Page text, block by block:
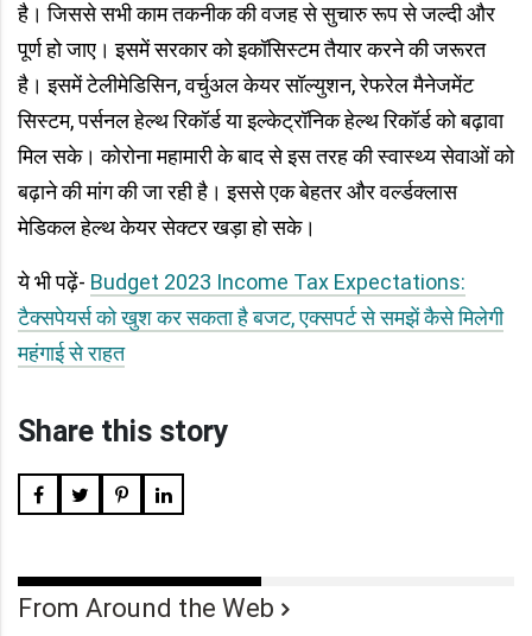
है। जिससे सभी काम तकनीक की वजह से सुचारु रूप से जल्दी और
पूर्ण हो जाए। इसमें सरकार को इकॉसिस्टम तैयार करने की जरूरत
है। इसमें टेलीमेडिसिन, वर्चुअल केयर सॉल्युशन, रेफरेल मैनेजमेंट
सिस्टम, पर्सनल हेल्थ रिकॉर्ड या इल्केट्रॉनिक हेल्थ रिकॉर्ड को बढ़ावा
मिल सके। कोरोना महामारी के बाद से इस तरह की स्वास्थ्य सेवाओं को
बढ़ाने की मांग की जा रही है। इससे एक बेहतर और वर्ल्डक्लास
मेडिकल हेल्थ केयर सेक्टर खड़ा हो सके।
ये भी पढ़ें- Budget 2023 Income Tax Expectations:
टैक्सपेयर्स को खुश कर सकता है बजट, एक्सपर्ट से समझें कैसे मिलेगी
महंगाई से राहत
Share this story
From Around the Web